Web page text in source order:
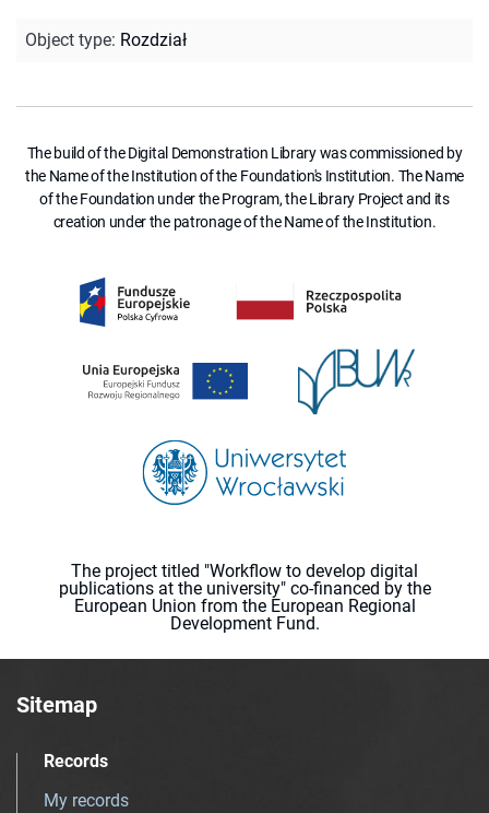
Object type: Rozdział
The build of the Digital Demonstration Library was commissioned by
the Name of the Institution of the Foundation's Institution. The Name
of the Foundation under the Program, the Library Project and its
creation under the patronage of the Name of the Institution.
The project titled "Workflow to develop digital
publications at the university" co-financed by the
European Union from the European Regional
Development Fund.
Sitemap
Records
My records